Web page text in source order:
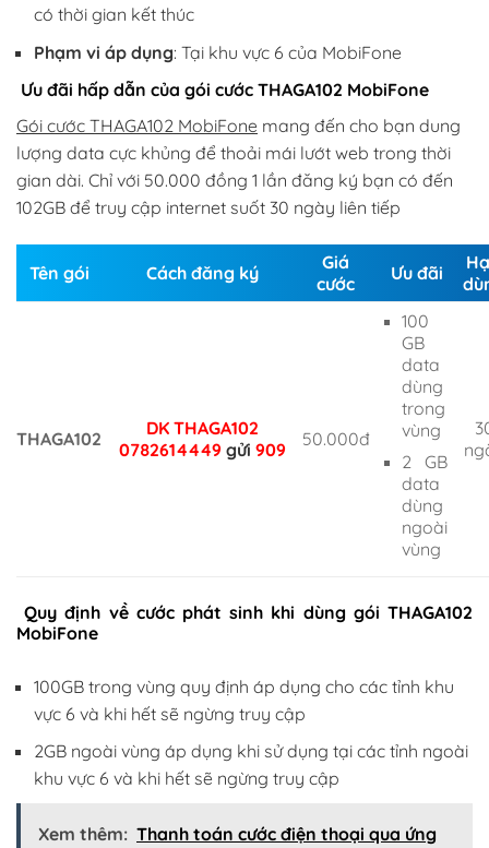
có thời gian kết thúc
Phạm vi áp dụng: Tại khu vực 6 của MobiFone
Ưu đãi hấp dẫn của gói cước THAGA102 MobiFone
Gói cước THAGA102 MobiFone mang đến cho bạn dung
lượng data cực khủng để thoải mái lướt web trong thời
gian dài. Chỉ với 50.000 đồng 1 lần đăng ký bạn có đến
102GB để truy cập internet suốt 30 ngày liên tiếp
Tên gói Cách đăng ký
Giá
cước
Ưu đãi
THAGA102
DK THAGA102
0782614449 gửi 909 50.000đ
100
GB
data
dùng
trong
vùng
2 GB
data
dùng
ngoài
vùng
Quy định về cước phát sinh khi dùng gói THAGA102
MobiFone
100GB trong vùng quy định áp dụng cho các tỉnh khu
vực 6 và khi hết sẽ ngừng truy cập
2GB ngoài vùng áp dụng khi sử dụng tại các tỉnh ngoài
khu vực 6 và khi hết sẽ ngừng truy cập
Xem thêm: Thanh toán cước điện thoại qua ứng